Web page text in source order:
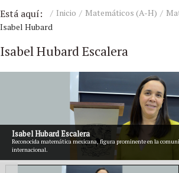
Está aquí: Inicio Matemáticos (A-H)
Isabel Hubard
Isabel Hubard Escalera
Isabel Hubard Escalera
Reconocida matemática mexicana, figura prominente en la
internacional.